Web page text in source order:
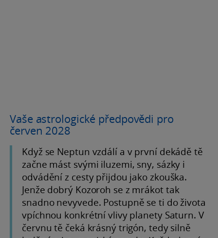
Vaše astrologické předpovědi pro
červen 2028
Když se Neptun vzdálí a v první dekádě tě
začne mást svými iluzemi, sny, sázky i
odvádění z cesty přijdou jako zkouška.
Jenže dobrý Kozoroh se z mrákot tak
snadno nevyvede. Postupně se ti do života
vpíchnou konkrétní vlivy planety Saturn. V
červnu tě čeká krásný trigón, tedy silně